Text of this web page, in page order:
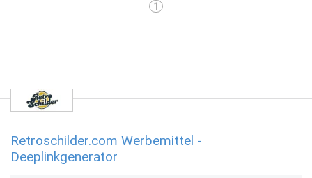
1
Retroschilder.com Werbemittel -
Deeplinkgenerator